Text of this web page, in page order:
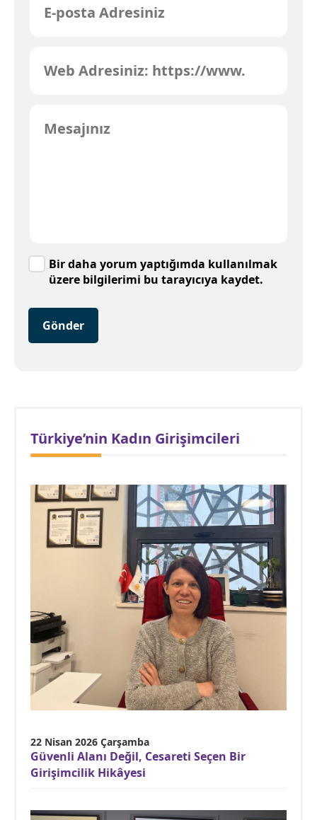
Bir daha yorum yaptığımda kullanılmak
üzere bilgilerimi bu tarayıcıya kaydet.
Gönder
Türkiye’nin Kadın Girişimcileri
22 Nisan 2026 Çarşamba
Güvenli Alanı Değil, Cesareti Seçen Bir
Girişimcilik Hikâyesi